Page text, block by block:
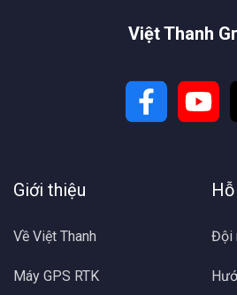
Việt Thanh
Giới thiệu
Về Việt Thanh
Máy GPS RTK
Đội